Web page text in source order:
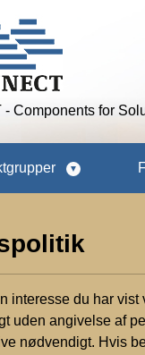
Components for
interesse du har
uden angivelse af
nødvendigt. Hvis